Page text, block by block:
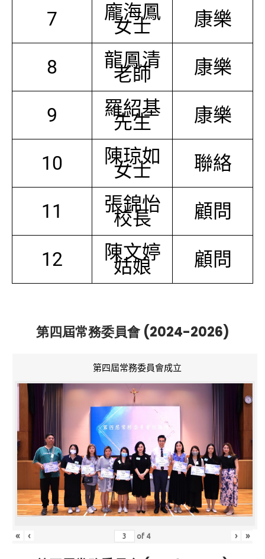
7 龐海鳳
女士 康樂
8 龍鳳清
老師 康樂
9 羅紹基
先生 康樂
10 陳琼如
女士 聯絡
11 張錦怡
校長 顧問
12 陳文婷
姑娘 顧問
第四屆常務委員會 (2024-2026)
第四屆常務委員會成立
« ‹ of 4 › »